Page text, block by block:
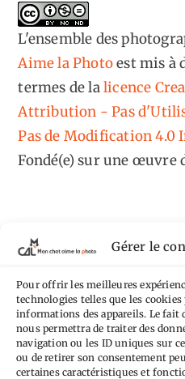
Gérer le
Pour offrir les meilleures
technologies telles que les
informations des appareils. Le fait
nous permettra de traiter des
navigation ou les ID uniques sur
ou de retirer son consentement
certaines caractéristiques et
L'ensemble des
Aime la Photoest mis à
termes de lalicence
Attribution - Pas
Pas de Modification 4.0
Fondé(e) sur une œuvre
Ailleurs Aimez-vous
Anti tourismeBar
perchéCircuit